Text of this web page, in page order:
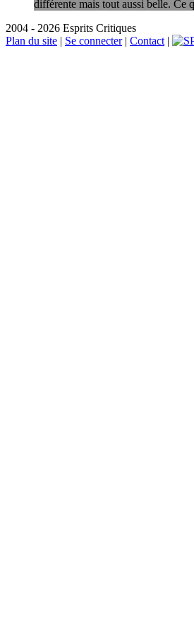
différente mais tout aussi belle. Ce
2004 - 2026 Esprits Critiques
Plan du site | Se connecter| Contact |